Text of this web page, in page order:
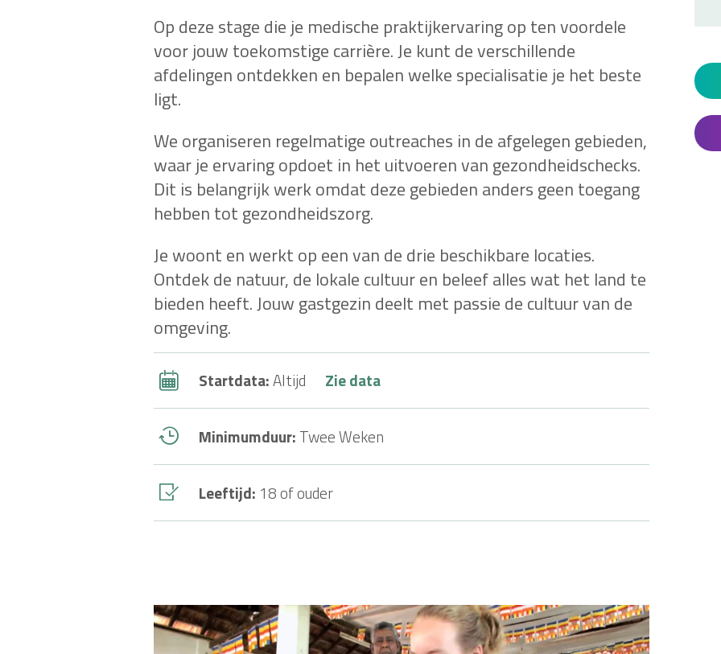
Op deze stage die je medische praktijkervaring op ten voordele
voor jouw toekomstige carrière. Je kunt de verschillende
afdelingen ontdekken en bepalen welke specialisatie je het beste
ligt.
We organiseren regelmatige outreaches in de afgelegen gebieden,
waar je ervaring opdoet in het uitvoeren van gezondheidschecks.
Dit is belangrijk werk omdat deze gebieden anders geen toegang
hebben tot gezondheidszorg.
Je woont en werkt op een van de drie beschikbare locaties.
Ontdek de natuur, de lokale cultuur en beleef alles wat het land te
bieden heeft. Jouw gastgezin deelt met passie de cultuur van de
omgeving.
Startdata:Altijd Zie data
Minimumduur: Twee Weken
Leeftijd: 18 of ouder